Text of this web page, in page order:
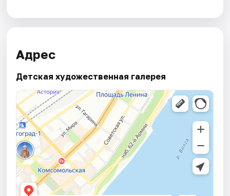
Адрес
Детская художественная галерея